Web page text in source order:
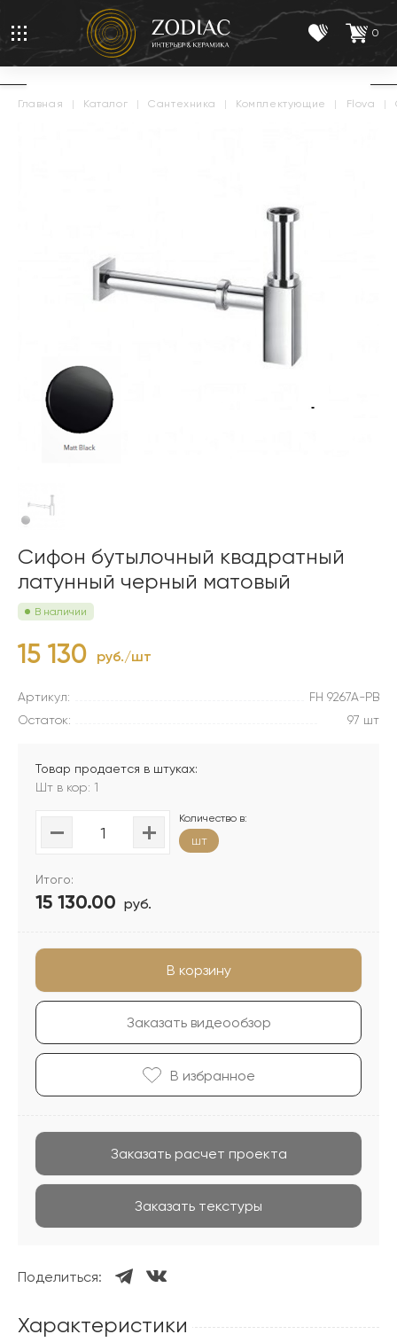
0
главная | каталог | сантехника | комплектующие | flova |
Сифон бутылочный квадратный
латунный черный матовый
В наличии
15 130 руб./шт
Артикул:
FH 9267A-PB
Остаток:
97 шт
Товар продается в штуках:
Шт в кор: 1
Количество в:
шт
Итого:
15 130.00 руб.
В корзину
Заказать видеообзор
В избранноe
Заказать расчет проекта
Заказать текстуры
Поделиться:
Характеристики